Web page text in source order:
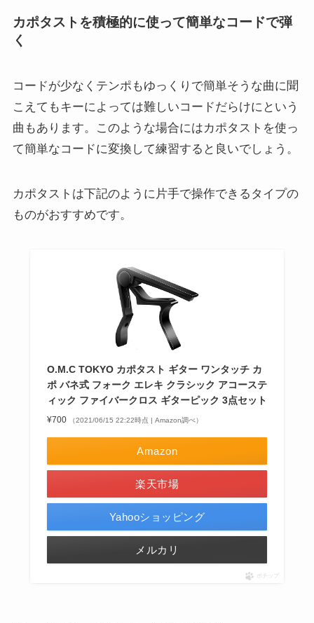
カポタストを積極的に使って簡単なコードで弾
く
コードが少なくテンポもゆっくりで簡単そうな曲に聞
こえてもキーによっては難しいコードだらけにという
曲もあります。このような場合にはカポタストを使っ
て簡単なコードに変換して練習すると良いでしょう。
カポタストは下記のように片手で操作できるタイプの
ものがおすすめです。
O.M.C TOKYO カポタスト ギター ワンタッチ カ
ポ バネ式 フォーク エレキ クラシック アコーステ
ィック ファイバークロス ギターピック 3点セット
¥700 （2021/06/15 22:22時点 | Amazon調べ）
Amazon
楽天市場
Yahooショッピング
メルカリ
ポチップ